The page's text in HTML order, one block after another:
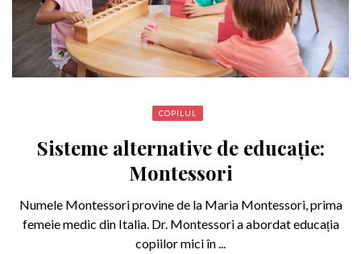
COPILUL
Sisteme alternative de educație:
Montessori
Numele Montessori provine de la Maria Montessori, prima
femeie medic din Italia. Dr. Montessori a abordat educația
copiilor mici în ...